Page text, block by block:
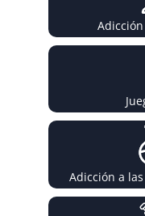
Adicción a